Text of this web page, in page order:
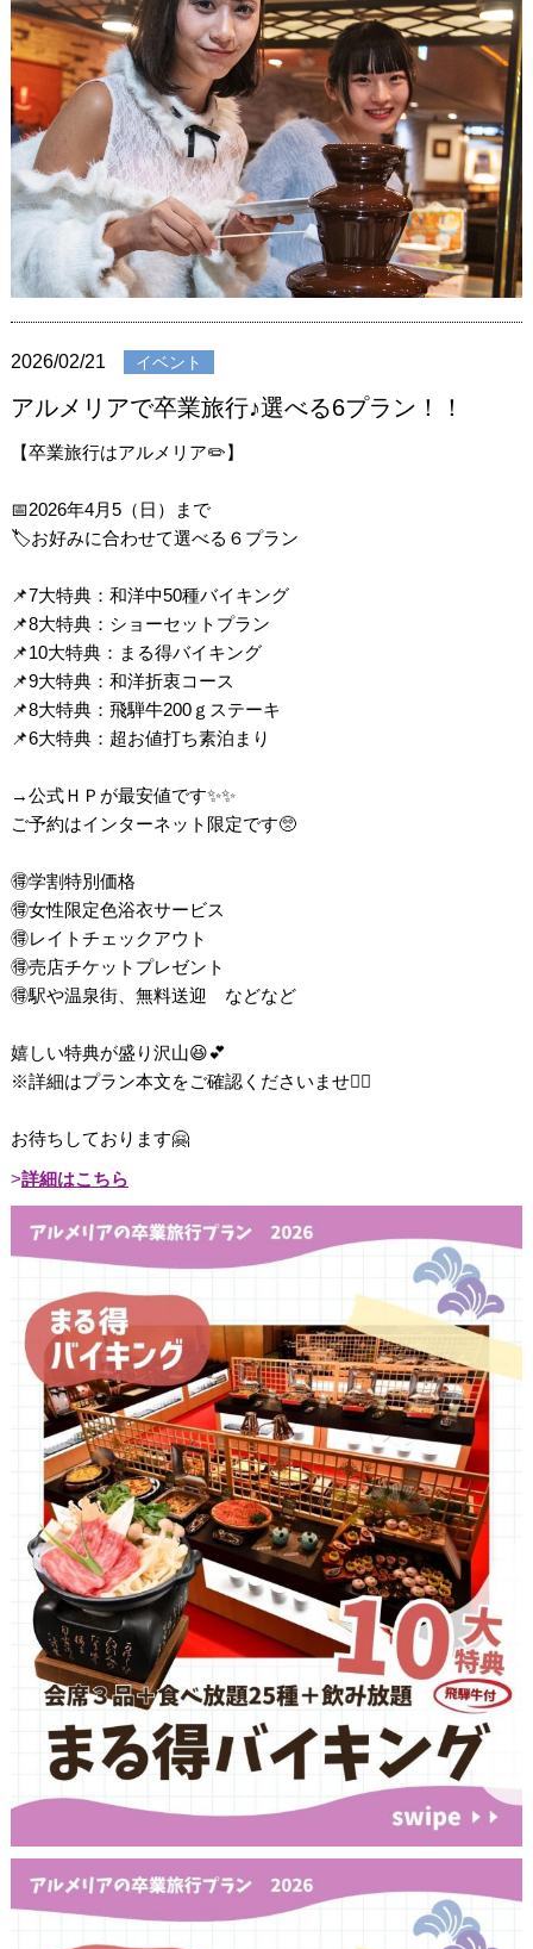
2026/02/21 イベント
アルメリアで卒業旅行♪選べる6プラン！！
【卒業旅行はアルメリア✏️】
📅2026年4月5（日）まで
🏷️お好みに合わせて選べる６プラン
📌7大特典：和洋中50種バイキング
📌8大特典：ショーセットプラン
📌10大特典：まる得バイキング
📌9大特典：和洋折衷コース
📌8大特典：飛騨牛200ｇステーキ
📌6大特典：超お値打ち素泊まり
→公式ＨＰが最安値です✨✨
ご予約はインターネット限定です🥺
🉐学割特別価格
🉐女性限定色浴衣サービス
🉐レイトチェックアウト
🉐売店チケットプレゼント
🉐駅や温泉街、無料送迎 などなど
嬉しい特典が盛り沢山😆💕
※詳細はプラン本文をご確認くださいませ💁‍♀️
お待ちしております🤗
詳細はこちら